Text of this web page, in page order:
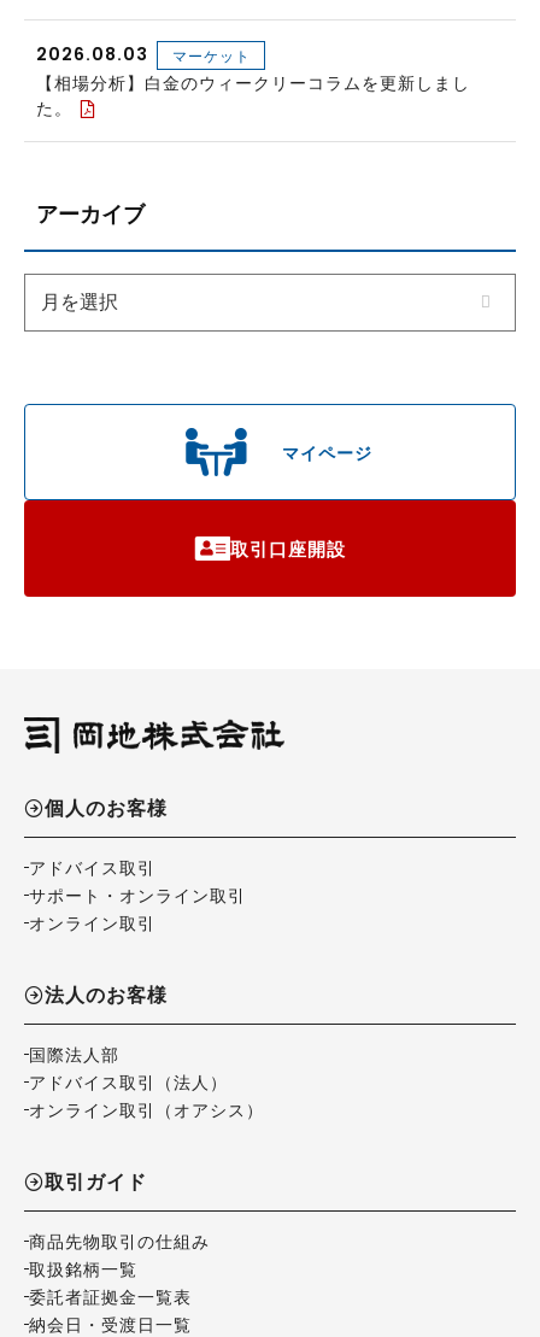
マイページ
取引口座開設
2026.08.03 マーケット
【相場分析】白金のウィークリーコラムを更新しまし
た。
アーカイブ
個人のお客様
アドバイス取引
サポート・オンライン取引
オンライン取引
法人のお客様
国際法人部
アドバイス取引（法人）
オンライン取引（オアシス）
取引ガイド
商品先物取引の仕組み
取扱銘柄一覧
委託者証拠金一覧表
納会日・受渡日一覧